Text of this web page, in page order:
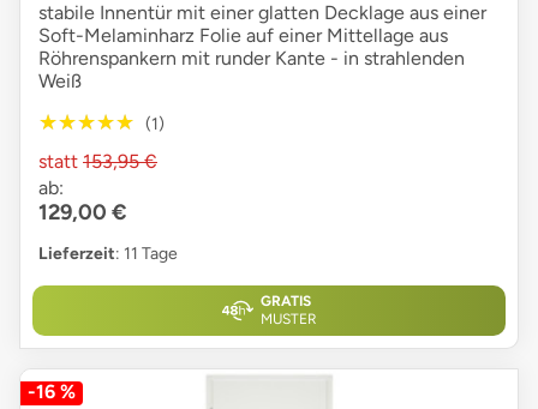
stabile Innentür mit einer glatten Decklage aus einer
Soft-Melaminharz Folie auf einer Mittellage aus
Röhrenspankern mit runder Kante - in strahlenden
Weiß
★★★★★
★★★★★ (1)
statt 153,95 €
ab:
129,00 €
Lieferzeit: 11 Tage
GRATIS
MUSTER
-16 %